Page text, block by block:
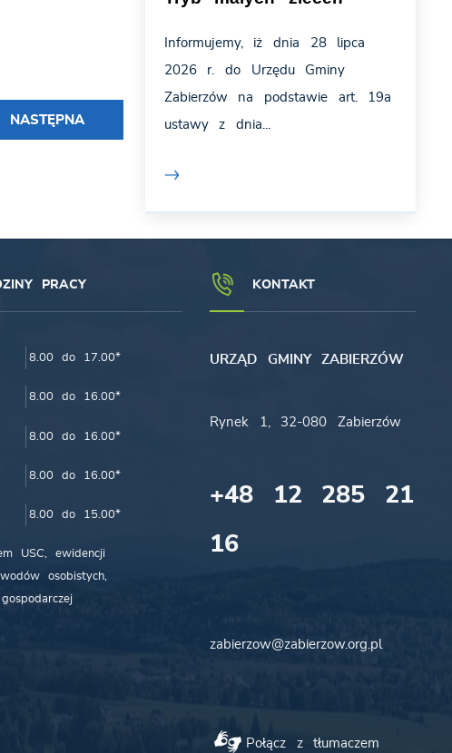
NASTĘPNA
Informujemy, iż dnia 28 lipca
2026 r. do Urzędu Gminy
Zabierzów na podstawie art. 19a
ustawy z dnia...
PRACY
8.00 do 17.00*
8.00 do 16.00*
8.00 do 16.00*
8.00 do 16.00*
8.00 do 15.00*
USC, ewidencji
osobistych,
KONTAKT
URZĄD GMINY ZABIERZÓW
Rynek 1, 32-080 Zabierzów
+48 12 285 21
16
zabierzow@zabierzow.org.pl
Połącz z tłumaczem